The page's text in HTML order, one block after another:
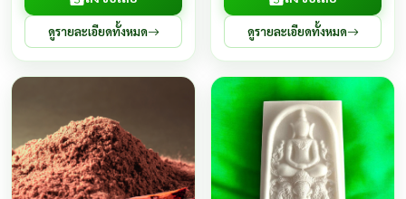
ดูรายละเอียดทั้งหมด ดูรายละเอียดทั้งหมด